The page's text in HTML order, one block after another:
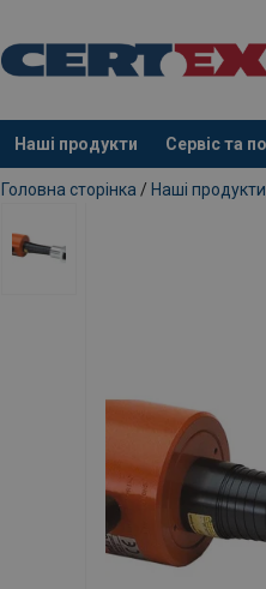
Наші продукти Сервіс та
added to your quote
Головна сторінка / Наші продукти